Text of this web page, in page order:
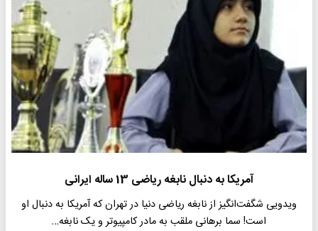
آمریکا به دنبال نابغه ریاضی 13 ساله ایرانی
ویدویی شگفت‌انگیز از نابغه ریاضی دنیا در تهران که آمریکا به دنبال او
است! سما برهانی ملقب به مادر کامپیوتر و یک نابغه…